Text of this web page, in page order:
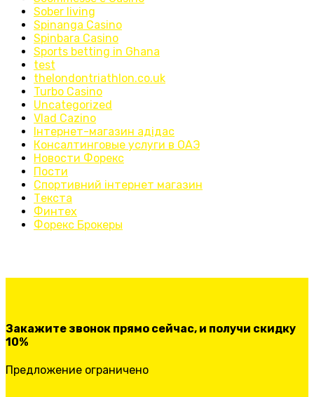
Sober living
Spinanga Casino
Spinbara Casino
Sports betting in Ghana
test
thelondontriathlon.co.uk
Turbo Casino
Uncategorized
Vlad Cazino
Інтернет-магазин адідас
Консалтинговые услуги в ОАЭ
Новости Форекс
Пости
Спортивний інтернет магазин
Текста
Финтех
Форекс Брокеры
Закажите звонок прямо сейчас, и получи скидку
10%
Предложение ограничено